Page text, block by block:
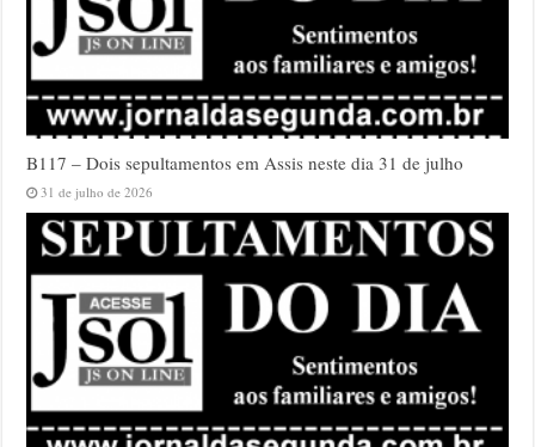
B117 – Dois sepultamentos em Assis neste dia 31 de julho
31 de julho de 2026